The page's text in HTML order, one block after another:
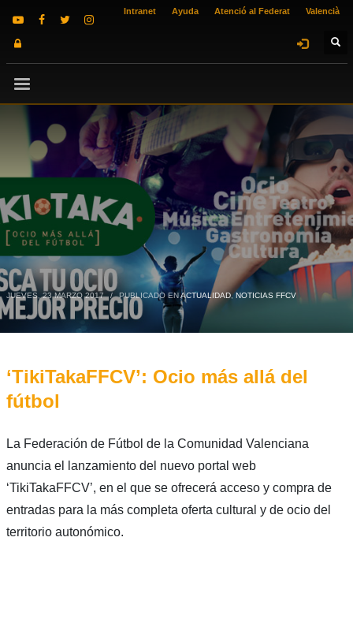
Intranet Ayuda Atenció al Federat Valencià
JUEVES, 23 MARZO 2017 / PUBLICADO ENACTUALIDAD, NOTICIAS FFCV
‘TikiTakaFFCV’: Ocio más allá del
fútbol
La Federación de Fútbol de la Comunidad Valenciana
anuncia el lanzamiento del nuevo portal web
‘TikiTakaFFCV’, en el que se ofrecerá acceso y compra de
entradas para la más completa oferta cultural y de ocio del
territorio autonómico.